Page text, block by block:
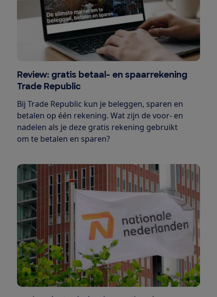
Review: gratis betaal- en spaarrekening
Trade Republic
Bij Trade Republic kun je beleggen, sparen en
betalen op één rekening. Wat zijn de voor- en
nadelen als je deze gratis rekening gebruikt
om te betalen en sparen?